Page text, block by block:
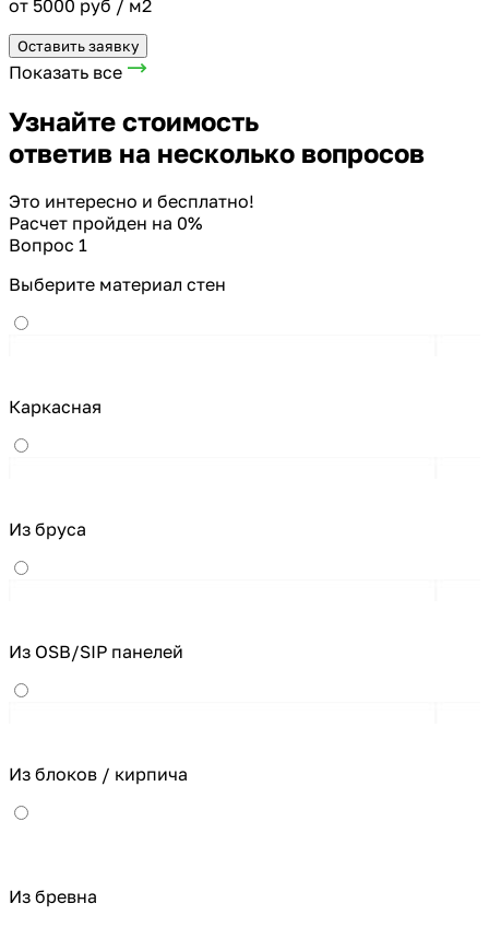
от 5000 руб / м2
Оставить заявку
Показать все
Узнайте стоимость
ответив на несколько вопросов
Это интересно и бесплатно!
Расчет пройден на 0%
Вопрос 1
Выберите материал стен
Каркасная
Из бруса
Из OSB/SIP панелей
Из блоков / кирпича
Из бревна